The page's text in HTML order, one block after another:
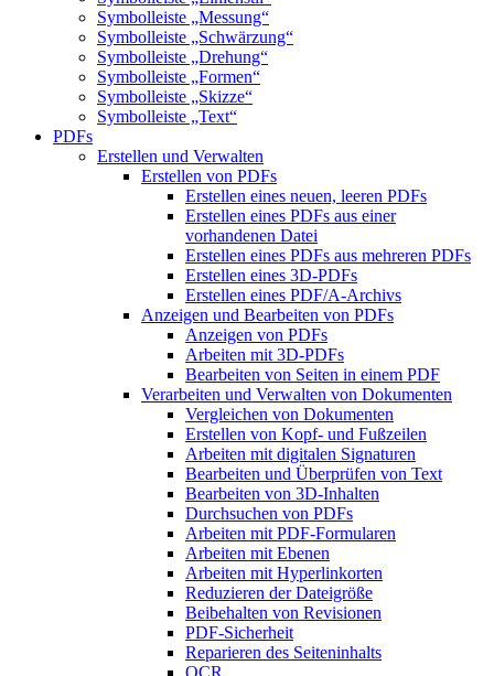
Symbolleiste „Messung“
Symbolleiste „Schwärzung“
Symbolleiste „Drehung“
Symbolleiste „Formen“
Symbolleiste „Skizze“
Symbolleiste „Text“
PDFs
Erstellen und Verwalten
Erstellen von PDFs
Erstellen eines neuen, leeren PDFs
Erstellen eines PDFs aus einer
vorhandenen Datei
Erstellen eines PDFs aus mehreren PDFs
Erstellen eines 3D-PDFs
Erstellen eines PDF/A-Archivs
Anzeigen und Bearbeiten von PDFs
Anzeigen von PDFs
Arbeiten mit 3D-PDFs
Bearbeiten von Seiten in einem PDF
Verarbeiten und Verwalten von Dokumenten
Vergleichen von Dokumenten
Erstellen von Kopf- und Fußzeilen
Arbeiten mit digitalen Signaturen
Bearbeiten und Überprüfen von Text
Bearbeiten von 3D-Inhalten
Durchsuchen von PDFs
Arbeiten mit PDF-Formularen
Arbeiten mit Ebenen
Arbeiten mit Hyperlinkorten
Reduzieren der Dateigröße
Beibehalten von Revisionen
PDF-Sicherheit
Reparieren des Seiteninhalts
OCR